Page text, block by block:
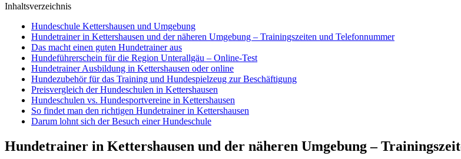
Inhaltsverzeichnis
Hundeschule Kettershausen und Umgebung
Hundetrainer in Kettershausen und der näheren Umgebung – Trainingszeiten und Telefonnummer
Das macht einen guten Hundetrainer aus
Hundeführerschein für die Region Unterallgäu – Online-Test
Hundetrainer Ausbildung in Kettershausen oder online
Hundezubehör für das Training und Hundespielzeug zur Beschäftigung
Preisvergleich der Hundeschulen in Kettershausen
Hundeschulen vs. Hundesportvereine in Kettershausen
So findet man den richtigen Hundetrainer in Kettershausen
Darum lohnt sich der Besuch einer Hundeschule
Hundetrainer in Kettershausen und der näheren Umgebung –